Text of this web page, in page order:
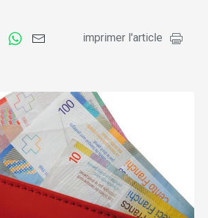
imprimer l'article